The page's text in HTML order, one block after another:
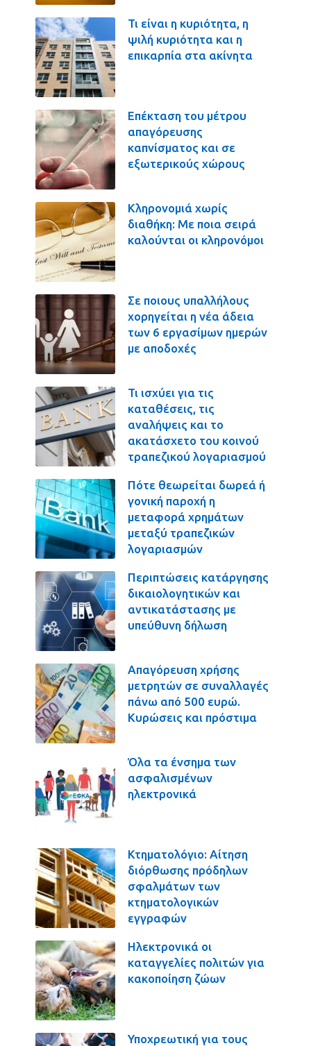
Τι είναι η κυριότητα, η
ψιλή κυριότητα και η
επικαρπία στα ακίνητα
Επέκταση του μέτρου
απαγόρευσης
καπνίσματος και σε
εξωτερικούς χώρους
Κληρονομιά χωρίς
διαθήκη: Με ποια σειρά
καλούνται οι κληρονόμοι
Σε ποιους υπαλλήλους
χορηγείται η νέα άδεια
των 6 εργασίμων ημερών
με αποδοχές
Τι ισχύει για τις
καταθέσεις, τις
αναλήψεις και το
ακατάσχετο του κοινού
τραπεζικού λογαριασμού
Πότε θεωρείται δωρεά ή
γονική παροχή η
μεταφορά χρημάτων
μεταξύ τραπεζικών
λογαριασμών
Περιπτώσεις κατάργησης
δικαιολογητικών και
αντικατάστασης με
υπεύθυνη δήλωση
Απαγόρευση χρήσης
μετρητών σε συναλλαγές
πάνω από 500 ευρώ.
Κυρώσεις και πρόστιμα
Όλα τα ένσημα των
ασφαλισμένων
ηλεκτρονικά
Κτηματολόγιο: Αίτηση
διόρθωσης πρόδηλων
σφαλμάτων των
κτηματολογικών
εγγραφών
Ηλεκτρονικά οι
καταγγελίες πολιτών για
κακοποίηση ζώων
Υποχρεωτική για τους